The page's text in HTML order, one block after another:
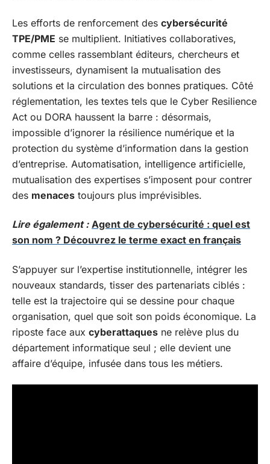
Les efforts de renforcement des cybersécurité
TPE/PME se multiplient. Initiatives collaboratives,
comme celles rassemblant éditeurs, chercheurs et
investisseurs, dynamisent la mutualisation des
solutions et la circulation des bonnes pratiques. Côté
réglementation, les textes tels que le Cyber Resilience
Act ou DORA haussent la barre : désormais,
impossible d’ignorer la résilience numérique et la
protection du système d’information dans la gestion
d’entreprise. Automatisation, intelligence artificielle,
mutualisation des expertises s’imposent pour contrer
des menaces toujours plus imprévisibles.
Lire également : Agent de cybersécurité : quel est
son nom ? Découvrez le terme exact en français
S’appuyer sur l’expertise institutionnelle, intégrer les
nouveaux standards, tisser des partenariats ciblés :
telle est la trajectoire qui se dessine pour chaque
organisation, quel que soit son poids économique. La
riposte face aux cyberattaques ne relève plus du
département informatique seul ; elle devient une
affaire d’équipe, infusée dans tous les métiers.